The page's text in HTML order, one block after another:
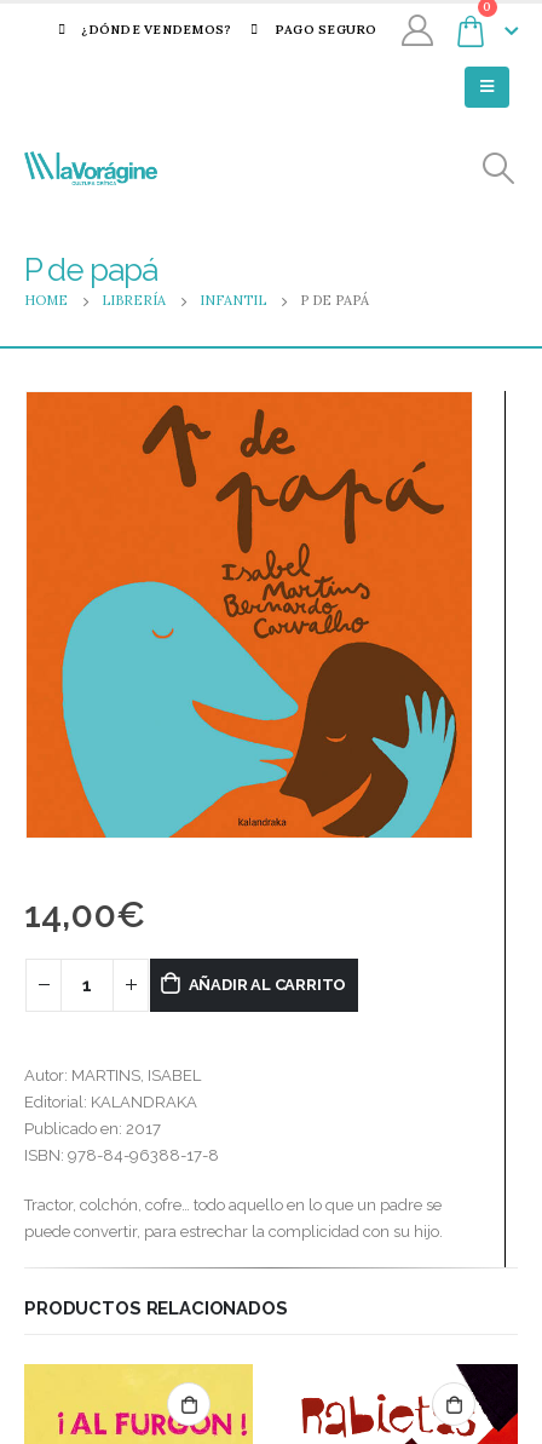
¿DÓNDE VENDEMOS? PAGO SEGURO
0
P de papá
HOME LIBRERÍA INFANTIL P DE PAPÁ
14,00€
AÑADIR AL CARRITO
Autor: MARTINS, ISABEL
Editorial: KALANDRAKA
Publicado en: 2017
ISBN: 978-84-96388-17-8
Tractor, colchón, cofre… todo aquello en lo que un padre se
puede convertir, para estrechar la complicidad con su hijo.
PRODUCTOS RELACIONADOS